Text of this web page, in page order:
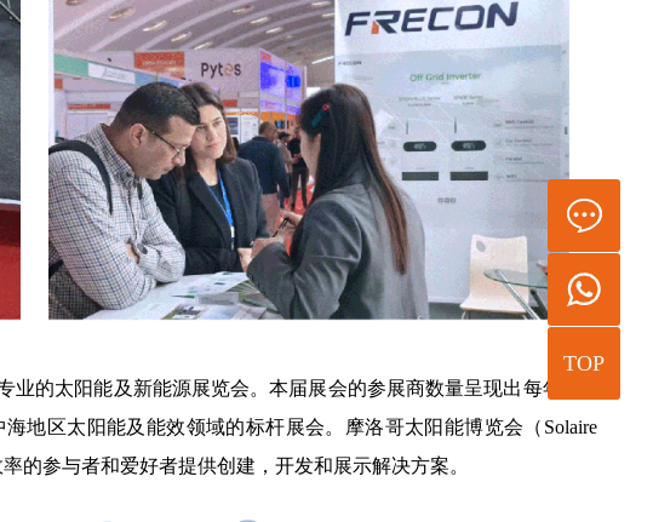
业的太阳能及新能源展览会。本届展会的参展商数量呈现出每年20%
地区太阳能及能效领域的标杆展会。摩洛哥太阳能博览会（Solaire
的参与者和爱好者提供创建，开发和展示解决方案。
TOP